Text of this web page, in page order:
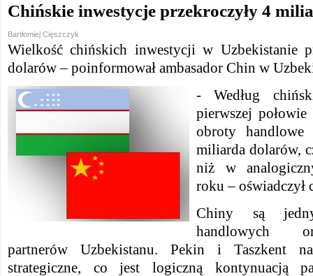
Chińskie inwestycje przekroczyły 4
Bartłomiej Cięszczyk
Wielkość chińskich inwestycji w Uzbekistanie
dolarów – poinformował ambasador Chin w
- Według
pierwszej
obroty handlowe
miliarda dolarów,
niż w
roku – oświadczył
Chiny są
handlowych
partnerów Uzbekistanu. Pekin i Taszkent
strategiczne, co jest logiczną kontynuacją